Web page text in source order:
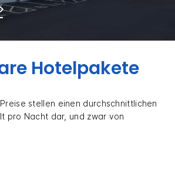
Hotelpakete
stellen einen durchschnittlichen
pro Nacht dar, und zwar von